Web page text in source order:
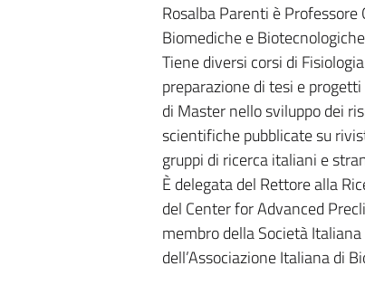
Rosalba Parenti è
Biomediche e
Tiene diversi corsi di
preparazione di tesi e
di Master nello sviluppo dei
scientifiche pubblicate su
gruppi di ricerca italiani e
È delegata del Rettore alla
del Center for Advanced
membro della Società
dell’Associazione Italiana di